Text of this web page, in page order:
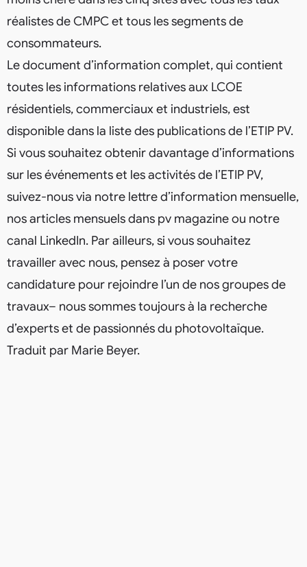
réalistes de CMPC et tous les segments de
consommateurs.
Le document d’information complet, qui contient
toutes les informations relatives aux LCOE
résidentiels, commerciaux et industriels, est
disponible dans la liste des publications de l’ETIP PV.
Si vous souhaitez obtenir davantage d’informations
sur les événements et les activités de l’ETIP PV,
suivez-nous via notre lettre d’information mensuelle,
nos articles mensuels dans pv magazine ou notre
canal LinkedIn. Par ailleurs, si vous souhaitez
travailler avec nous, pensez à poser votre
candidature pour rejoindre l’un de nos groupes de
travaux– nous sommes toujours à la recherche
d’experts et de passionnés du photovoltaïque.
Traduit par Marie Beyer.